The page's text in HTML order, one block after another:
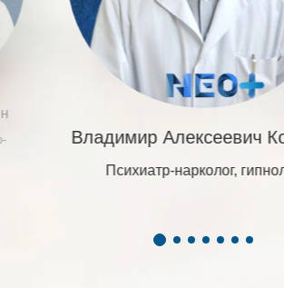
Владимир Алексеевич
Психиатр-нарколог,